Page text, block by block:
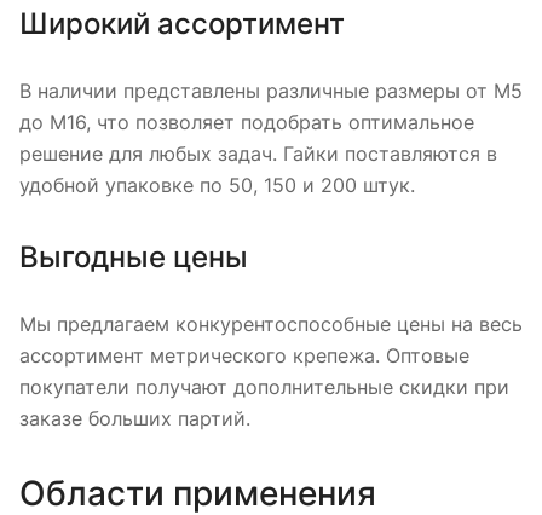
Широкий ассортимент
В наличии представлены различные размеры от М5
до М16, что позволяет подобрать оптимальное
решение для любых задач. Гайки поставляются в
удобной упаковке по 50, 150 и 200 штук.
Выгодные цены
Мы предлагаем конкурентоспособные цены на весь
ассортимент метрического крепежа. Оптовые
покупатели получают дополнительные скидки при
заказе больших партий.
Области применения